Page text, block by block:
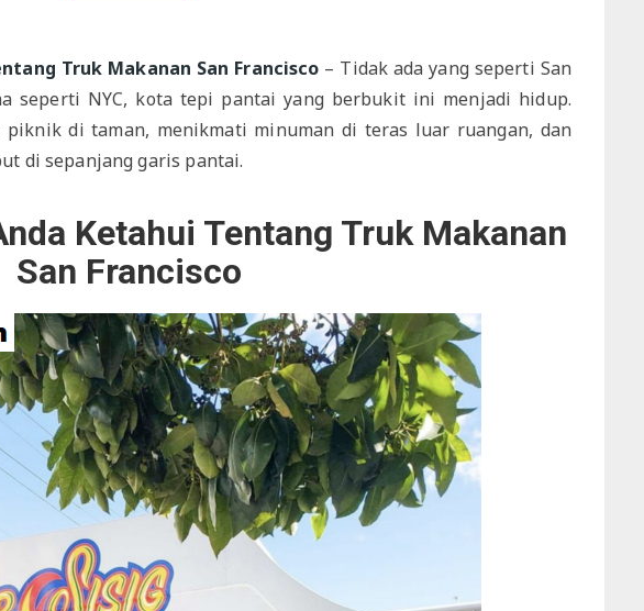
Truk Makanan San Francisco – Tidak ada yang seperti San
seperti NYC, kota tepi pantai yang berbukit ini menjadi hidup.
piknik di taman, menikmati minuman di teras luar ruangan, dan
di sepanjang garis pantai.
Ketahui Tentang Truk Makanan
San Francisco